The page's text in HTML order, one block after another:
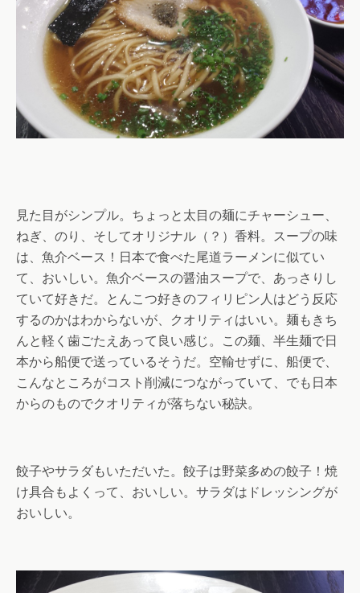
見た目がシンプル。ちょっと太目の麺にチャーシュー、
ねぎ、のり、そしてオリジナル（？）香料。スープの味
は、魚介ベース！日本で食べた尾道ラーメンに似てい
て、おいしい。魚介ベースの醤油スープで、あっさりし
ていて好きだ。とんこつ好きのフィリピン人はどう反応
するのかはわからないが、クオリティはいい。麺もきち
んと軽く歯ごたえあって良い感じ。この麺、半生麺で日
本から船便で送っているそうだ。空輸せずに、船便で、
こんなところがコスト削減につながっていて、でも日本
からのものでクオリティが落ちない秘訣。
餃子やサラダもいただいた。餃子は野菜多めの餃子！焼
け具合もよくって、おいしい。サラダはドレッシングが
おいしい。